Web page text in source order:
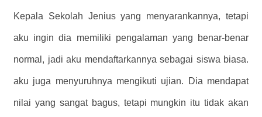
Kepala Sekolah Jenius yang menyarankannya, tetapi
aku ingin dia memiliki pengalaman yang benar-benar
normal, jadi aku mendaftarkannya sebagai siswa biasa.
aku juga menyuruhnya mengikuti ujian. Dia mendapat
nilai yang sangat bagus, tetapi mungkin itu tidak akan